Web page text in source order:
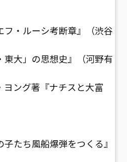
・ルーシ考断章』（渋谷
大」の思想史』（河野有
ング著『ナチスと大富
たち風船爆弾をつくる』